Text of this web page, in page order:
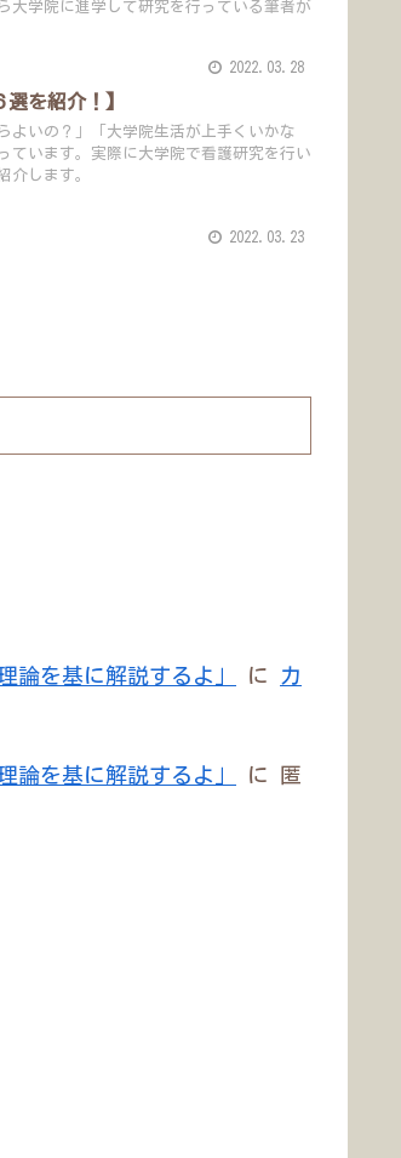
大学院に進学して研究を行っている筆者が
2022.03.28
を紹介！】
よいの？」「大学院生活が上手くいかな
ています。実際に大学院で看護研究を行い
介します。
2022.03.23
論を基に解説するよ」 に
カ
論を基に解説するよ」 に
匿